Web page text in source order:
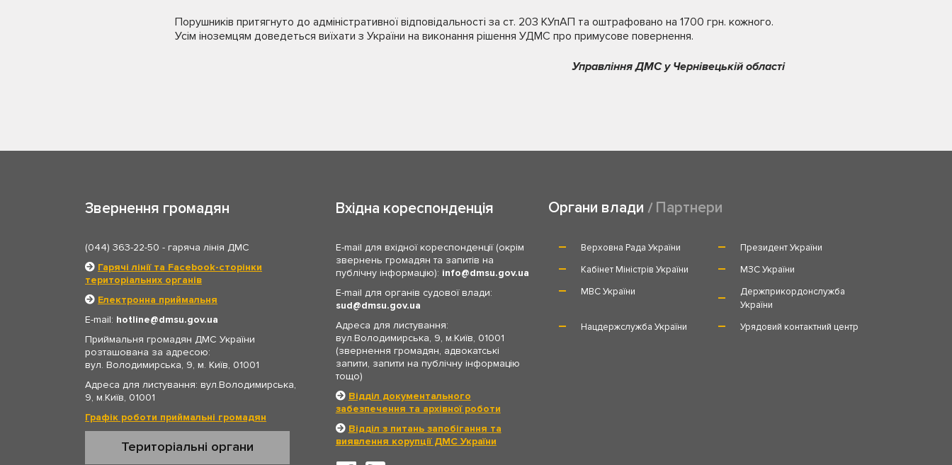
Порушників притягнуто до адміністративної відповідальності за ст. 203 КУпАП та оштрафовано на 1700 грн. кожного.
Усім іноземцям доведеться виїхати з України на виконання рішення УДМС про примусове повернення.
Управління ДМС у Чернівецькій області
Звернення громадян
(044) 363-22-50 - гаряча лінія ДМС
Гарячі лінії та Facebook-сторінки
територіальних органів
Електронна приймальня
E-mail: hotline
dmsu.gov.ua
Приймальня громадян ДМС України
розташована за адресою:
вул. Володимирська, 9, м. Київ, 01001
Адреса для листування: вул.Володимирська,
9, м.Київ, 01001
Графік роботи приймальні громадян
Територіальні органи
Вхідна кореспонденція
E-mail для вхідної кореспонденції (окрім
звернень громадян та запитів на
публічну інформацію): info
dmsu.gov.ua
E-mail для органів судової влади:
sud
dmsu.gov.ua
Адреса для листування:
вул.Володимирська, 9, м.Київ, 01001
(звернення громадян, адвокатські
запити, запити на публічну інформацію
тощо)
Відділ документального
забезпечення та архівної роботи
Відділ з питань запобігання та
виявлення корупції ДМС України
Органи влади Партнери
Верховна Рада України
Президент України
Кабінет Міністрів України
МЗС України
МВС України
Держприкордонслужба
України
Нацдержслужба України
Урядовий контактний центр